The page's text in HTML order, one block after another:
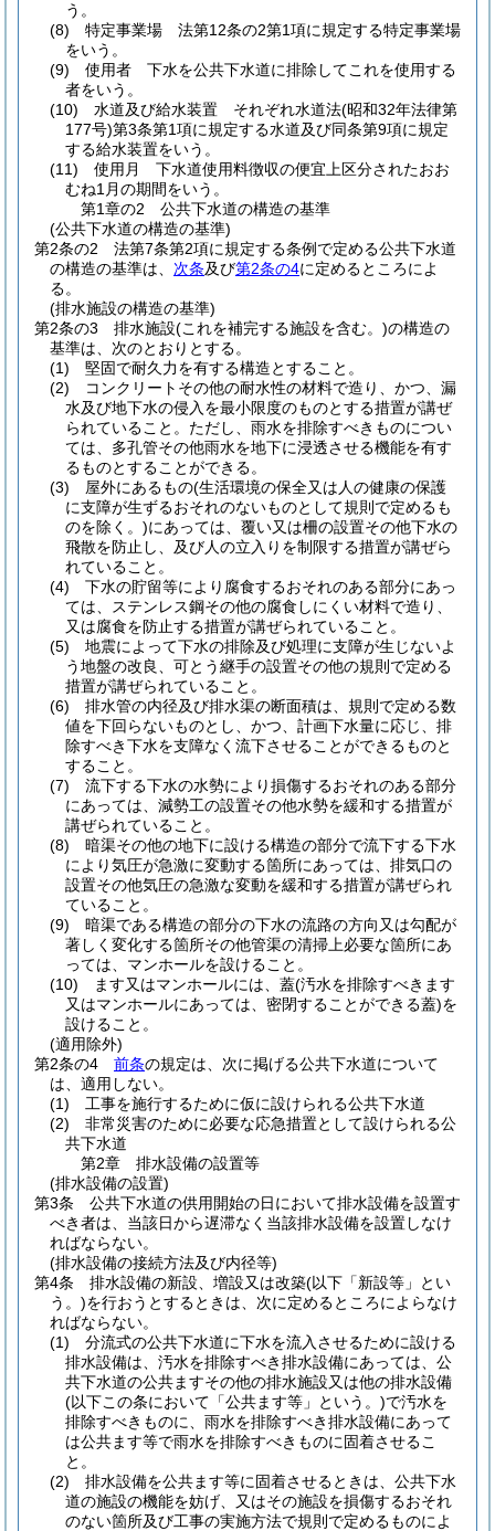
う。
(8)
特定事業場 法第12条の2第1項に規定する特定事業場
をいう。
(9)
使用者 下水を公共下水道に排除してこれを使用する
者をいう。
(10)
水道及び給水装置 それぞれ水道法(昭和32年法律第
177号)第3条第1項に規定する水道及び同条第9項に規定
する給水装置をいう。
(11)
使用月 下水道使用料徴収の便宜上区分されたおお
むね1月の期間をいう。
第1章の2
公共下水道の構造の基準
(公共下水道の構造の基準)
第2条の2
法第7条第2項に規定する条例で定める公共下水道
の構造の基準は、 次条及び第2条の4に定めるところによ
る。
(排水施設の構造の基準)
第2条の3
排水施設(これを補完する施設を含む。)の構造の
基準は、次のとおりとする。
(1)
堅固で耐久力を有する構造とすること。
(2)
コンクリートその他の耐水性の材料で造り、かつ、漏
水及び地下水の侵入を最小限度のものとする措置が講ぜ
られていること。 ただし、雨水を排除すべきものについ
ては、多孔管その他雨水を地下に浸透させる機能を有す
るものとすることができる。
(3)
屋外にあるもの(生活環境の保全又は人の健康の保護
に支障が生ずるおそれのないものとして規則で定めるも
のを除く。)にあっては、覆い又は柵の設置その他下水の
飛散を防止し、及び人の立入りを制限する措置が講ぜら
れていること。
(4)
下水の貯留等により腐食するおそれのある部分にあっ
ては、ステンレス鋼その他の腐食しにくい材料で造り、
又は腐食を防止する措置が講ぜられていること。
(5)
地震によって下水の排除及び処理に支障が生じないよ
う地盤の改良、可とう継手の設置その他の規則で定める
措置が講ぜられていること。
(6)
排水管の内径及び排水渠の断面積は、規則で定める数
値を下回らないものとし、かつ、計画下水量に応じ、排
除すべき下水を支障なく流下させることができるものと
すること。
(7)
流下する下水の水勢により損傷するおそれのある部分
にあっては、減勢工の設置その他水勢を緩和する措置が
講ぜられていること。
(8)
暗渠その他の地下に設ける構造の部分で流下する下水
により気圧が急激に変動する箇所にあっては、排気口の
設置その他気圧の急激な変動を緩和する措置が講ぜられ
ていること。
(9)
暗渠である構造の部分の下水の流路の方向又は勾配が
著しく変化する箇所その他管渠の清掃上必要な箇所にあ
っては、マンホールを設けること。
(10)
ます又はマンホールには、蓋(汚水を排除すべきます
又はマンホールにあっては、密閉することができる蓋)を
設けること。
(適用除外)
第2条の4
前条の規定は、次に掲げる公共下水道について
は、適用しない。
(1)
工事を施行するために仮に設けられる公共下水道
(2)
非常災害のために必要な応急措置として設けられる公
共下水道
第2章
排水設備の設置等
(排水設備の設置)
第3条
公共下水道の供用開始の日において排水設備を設置す
べき者は、当該日から遅滞なく当該排水設備を設置しなけ
ればならない。
(排水設備の接続方法及び内径等)
第4条
排水設備の新設、増設又は改築(以下「新設等」とい
う。)を行おうとするときは、次に定めるところによらなけ
ればならない。
(1)
分流式の公共下水道に下水を流入させるために設ける
排水設備は、汚水を排除すべき排水設備にあっては、公
共下水道の公共ますその他の排水施設又は他の排水設備
(以下この条において「公共ます等」という。)で汚水を
排除すべきものに、雨水を排除すべき排水設備にあって
は公共ます等で雨水を排除すべきものに固着させるこ
と。
(2)
排水設備を公共ます等に固着させるときは、公共下水
道の施設の機能を妨げ、又はその施設を損傷するおそれ
のない箇所及び工事の実施方法で規則で定めるものによ